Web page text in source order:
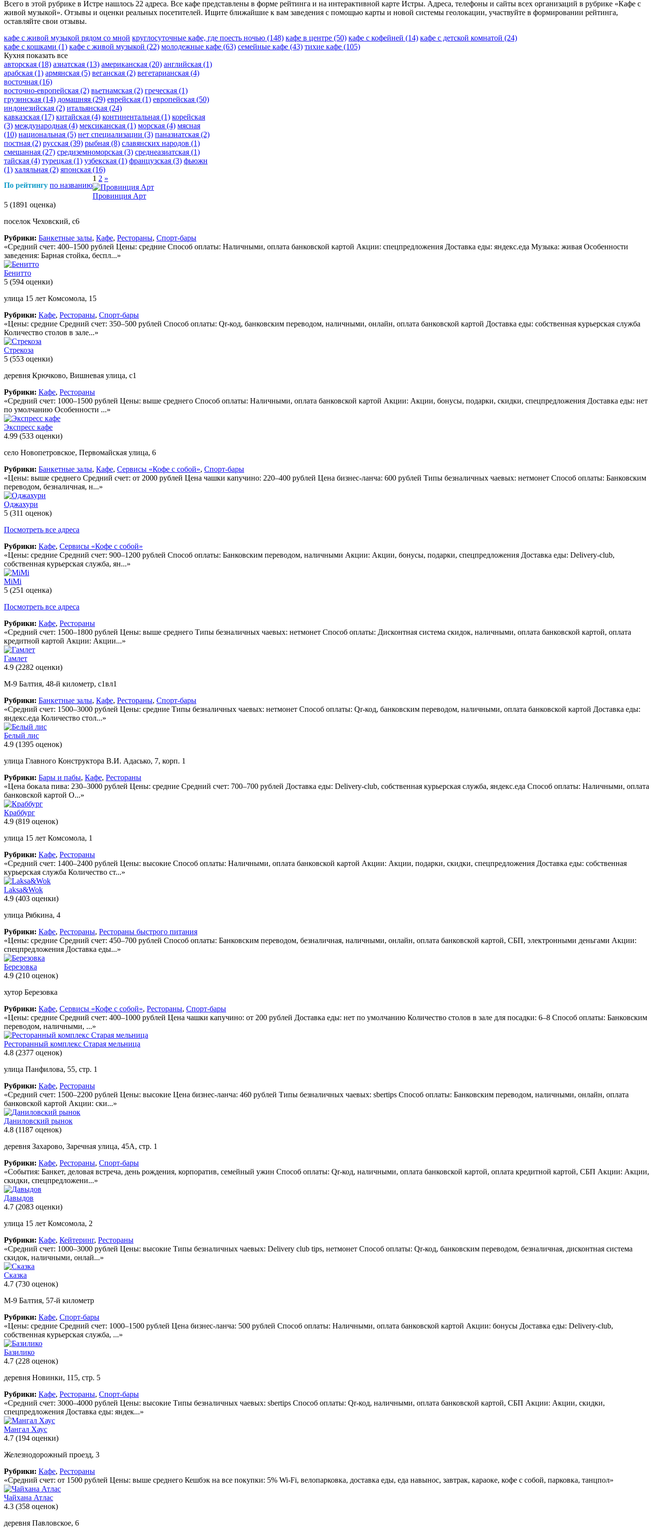
Всего в этой рубрике в Истре нашлось 22 адреса. Все кафе представлены в форме рейтинга и на интерактивной карте Истры. Адреса, телефоны и сайты всех организаций в рубрике «Кафе с
живой музыкой». Отзывы и оценки реальных посетителей. Ищите ближайшие к вам заведения с помощью карты и новой системы геолокации, участвуйте в формировании рейтинга,
оставляйте свои отзывы.
кафе с живой музыкой рядом со мной круглосуточные кафе, где поесть ночью (148) кафе в центре (50) кафе с кофейней (14) кафе с детской комнатой (24)
кафе с кошками (1) кафе с живой музыкой (22) молодежные кафе (63) семейные кафе (43) тихие кафе (105)
Кухня показать все
авторская (18) азиатская (13) американская (20) английская (1)
арабская (1) армянская (5) веганская (2) вегетарианская (4)
восточная (16)
восточно-европейская (2) вьетнамская (2) греческая (1)
грузинская (14) домашняя (29) еврейская (1) европейская (50)
индонезийская (2) итальянская (24)
кавказская (17) китайская (4) континентальная (1) корейская
(3) международная (4) мексиканская (1) морская (4) мясная
(10) национальная (5) нет специализации (3) паназиатская (2)
постная (2) русская (39) рыбная (8) славянских народов (1)
смешанная (27) средиземноморская (3) среднеазиатская (1)
тайская (4) турецкая (1) узбекская (1) французская (3) фьюжн
(1) халяльная (2) японская (16)
По рейтингу по названию
1 2 »
Провинция Арт
5 (1891 оценка)
поселок Чеховский, с6
Рубрики: Банкетные залы, Кафе, Рестораны, Спорт-бары
«Средний счет: 400–1500 рублей Цены: средние Способ оплаты: Наличными, оплата банковской картой Акции: спецпредложения Доставка еды: яндекс.еда Музыка: живая Особенности
заведения: Барная стойка, беспл...»
Бенитто
5 (594 оценки)
улица 15 лет Комсомола, 15
Рубрики: Кафе, Рестораны, Спорт-бары
«Цены: средние Средний счет: 350–500 рублей Способ оплаты: Qr-код, банковским переводом, наличными, онлайн, оплата банковской картой Доставка еды: собственная курьерская служба
Количество столов в зале...»
Стрекоза
5 (553 оценки)
деревня Крючково, Вишневая улица, с1
Рубрики: Кафе, Рестораны
«Средний счет: 1000–1500 рублей Цены: выше среднего Способ оплаты: Наличными, оплата банковской картой Акции: Акции, бонусы, подарки, скидки, спецпредложения Доставка еды: нет
по умолчанию Особенности ...»
Экспресс кафе
4.99 (533 оценки)
село Новопетровское, Первомайская улица, 6
Рубрики: Банкетные залы, Кафе, Сервисы «Кофе с собой», Спорт-бары
«Цены: выше среднего Средний счет: от 2000 рублей Цена чашки капучино: 220–400 рублей Цена бизнес-ланча: 600 рублей Типы безналичных чаевых: нетмонет Способ оплаты: Банковским
переводом, безналичная, н...»
Оджахури
5 (311 оценок)
Посмотреть все адреса
Рубрики: Кафе, Сервисы «Кофе с собой»
«Цены: средние Средний счет: 900–1200 рублей Способ оплаты: Банковским переводом, наличными Акции: Акции, бонусы, подарки, спецпредложения Доставка еды: Delivery-club,
собственная курьерская служба, ян...»
MiMi
5 (251 оценка)
Посмотреть все адреса
Рубрики: Кафе, Рестораны
«Средний счет: 1500–1800 рублей Цены: выше среднего Типы безналичных чаевых: нетмонет Способ оплаты: Дисконтная система скидок, наличными, оплата банковской картой, оплата
кредитной картой Акции: Акции...»
Гамлет
4.9 (2282 оценки)
М-9 Балтия, 48-й километр, с1вл1
Рубрики: Банкетные залы, Кафе, Рестораны, Спорт-бары
«Средний счет: 1500–3000 рублей Цены: средние Типы безналичных чаевых: нетмонет Способ оплаты: Qr-код, банковским переводом, наличными, оплата банковской картой Доставка еды:
яндекс.еда Количество стол...»
Белый лис
4.9 (1395 оценок)
улица Главного Конструктора В.И. Адасько, 7, корп. 1
Рубрики: Бары и пабы, Кафе, Рестораны
«Цена бокала пива: 230–3000 рублей Цены: средние Средний счет: 700–700 рублей Доставка еды: Delivery-club, собственная курьерская служба, яндекс.еда Способ оплаты: Наличными, оплата
банковской картой О...»
Краббург
4.9 (819 оценок)
улица 15 лет Комсомола, 1
Рубрики: Кафе, Рестораны
«Средний счет: 1400–2400 рублей Цены: высокие Способ оплаты: Наличными, оплата банковской картой Акции: Акции, подарки, скидки, спецпредложения Доставка еды: собственная
курьерская служба Количество ст...»
Laksa&Wok
4.9 (403 оценки)
улица Рябкина, 4
Рубрики: Кафе, Рестораны, Рестораны быстрого питания
«Цены: средние Средний счет: 450–700 рублей Способ оплаты: Банковским переводом, безналичная, наличными, онлайн, оплата банковской картой, СБП, электронными деньгами Акции:
спецпредложения Доставка еды...»
Березовка
4.9 (210 оценок)
хутор Березовка
Рубрики: Кафе, Сервисы «Кофе с собой», Рестораны, Спорт-бары
«Цены: средние Средний счет: 400–1000 рублей Цена чашки капучино: от 200 рублей Доставка еды: нет по умолчанию Количество столов в зале для посадки: 6–8 Способ оплаты: Банковским
переводом, наличными, ...»
Ресторанный комплекс Старая мельница
4.8 (2377 оценок)
улица Панфилова, 55, стр. 1
Рубрики: Кафе, Рестораны
«Средний счет: 1500–2200 рублей Цены: высокие Цена бизнес-ланча: 460 рублей Типы безналичных чаевых: sbertips Способ оплаты: Банковским переводом, наличными, онлайн, оплата
банковской картой Акции: ски...»
Даниловский рынок
4.8 (1187 оценок)
деревня Захарово, Заречная улица, 45А, стр. 1
Рубрики: Кафе, Рестораны, Спорт-бары
«События: Банкет, деловая встреча, день рождения, корпоратив, семейный ужин Способ оплаты: Qr-код, наличными, оплата банковской картой, оплата кредитной картой, СБП Акции: Акции,
скидки, спецпредложени...»
Давыдов
4.7 (2083 оценки)
улица 15 лет Комсомола, 2
Рубрики: Кафе, Кейтеринг, Рестораны
«Средний счет: 1000–3000 рублей Цены: высокие Типы безналичных чаевых: Delivery club tips, нетмонет Способ оплаты: Qr-код, банковским переводом, безналичная, дисконтная система
скидок, наличными, онлай...»
Сказка
4.7 (730 оценок)
М-9 Балтия, 57-й километр
Рубрики: Кафе, Спорт-бары
«Цены: средние Средний счет: 1000–1500 рублей Цена бизнес-ланча: 500 рублей Способ оплаты: Наличными, оплата банковской картой Акции: бонусы Доставка еды: Delivery-club,
собственная курьерская служба, ...»
Базилико
4.7 (228 оценок)
деревня Новинки, 115, стр. 5
Рубрики: Кафе, Рестораны, Спорт-бары
«Средний счет: 3000–4000 рублей Цены: высокие Типы безналичных чаевых: sbertips Способ оплаты: Qr-код, наличными, оплата банковской картой, СБП Акции: Акции, скидки,
спецпредложения Доставка еды: яндек...»
Мангал Хаус
4.7 (194 оценки)
Железнодорожный проезд, 3
Рубрики: Кафе, Рестораны
«Средний счет: от 1500 рублей Цены: выше среднего Кешбэк на все покупки: 5% Wi-Fi, велопарковка, доставка еды, еда навынос, завтрак, караоке, кофе с собой, парковка, танцпол»
Чайхана Атлас
4.3 (358 оценок)
деревня Павловское, 6